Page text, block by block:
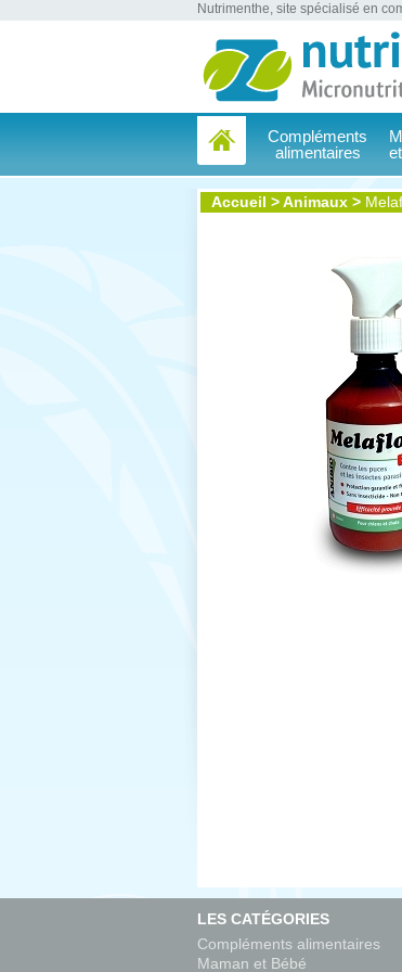
Nutrimenthe, site spécialisé en
Compléments
alimentaires
Accueil >Animaux >
LES CATÉGORIES
Compléments alimentaires
Maman et Bébé